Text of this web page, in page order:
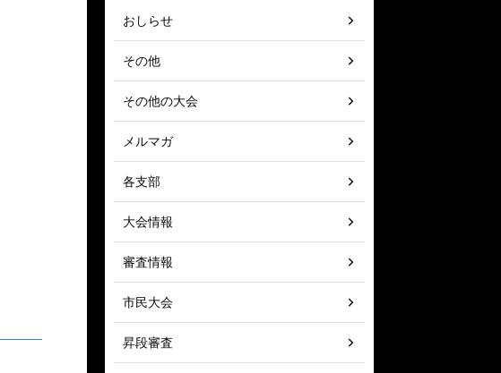
おしらせ
その他
その他の大会
メルマガ
各支部
大会情報
審査情報
市民大会
昇段審査